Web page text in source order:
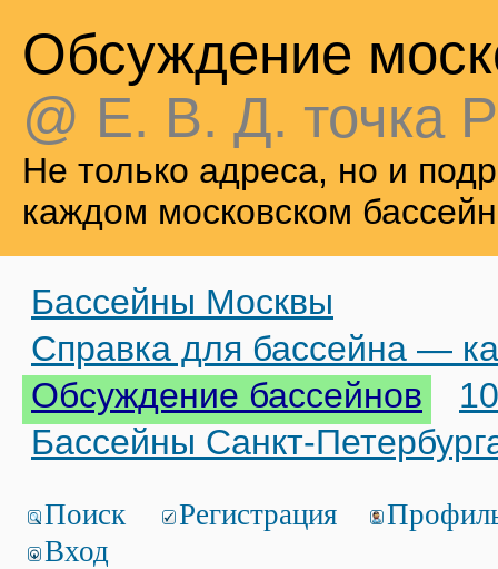
Обсуждение
@ Е. В. Д. точка
Не только адреса, но и
каждом московском
Бассейны Москвы
Справка для бассейна —
Обсуждение бассейнов
Бассейны Санкт-
Поиск Регистрация
Вход